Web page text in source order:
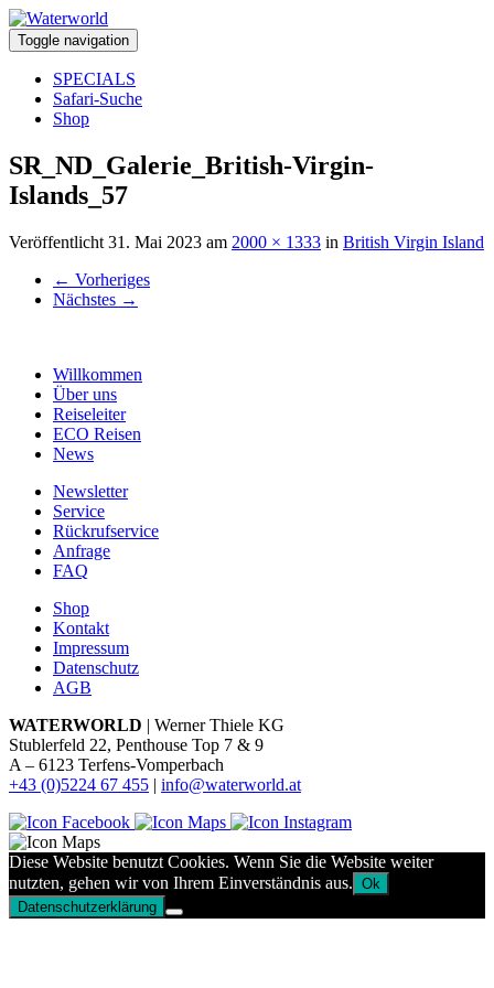
Toggle navigation
SPECIALS
Safari-Suche
Shop
SR_ND_Galerie_British-Virgin-
Islands_57
Veröffentlicht 31. Mai 2023 am 2000 × 1333 in British Virgin Island
← Vorheriges
Nächstes →
Willkommen
Über uns
Reiseleiter
ECO Reisen
News
Newsletter
Service
Rückrufservice
Anfrage
FAQ
Shop
Kontakt
Impressum
Datenschutz
AGB
WATERWORLD | Werner Thiele KG
Stublerfeld 22, Penthouse Top 7 & 9
A – 6123 Terfens-Vomperbach
+43 (0)5224 67 455 | info@waterworld.at
Diese Website benutzt Cookies. Wenn Sie die Website weiter
nutzten, gehen wir von Ihrem Einverständnis aus. Ok
Datenschutzerklärung